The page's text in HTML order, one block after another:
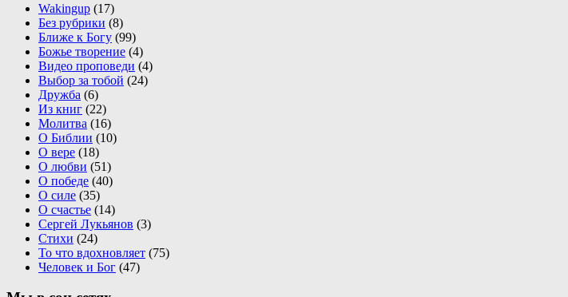
Wakingup (17)
Без рубрики (8)
Ближе к Богу (99)
Божье творение (4)
Видео проповеди (4)
Выбор за тобой (24)
Дружба (6)
Из книг (22)
Молитва (16)
О Библии (10)
О вере (18)
О любви (51)
О победе (40)
О силе (35)
О счастье (14)
Сергей Лукьянов (3)
Стихи (24)
То что вдохновляет (75)
Человек и Бог (47)